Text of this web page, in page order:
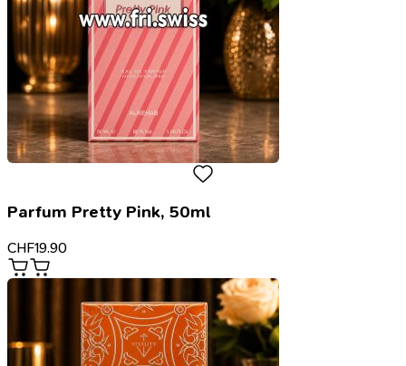
Parfum Pretty Pink, 50ml
CHF19.90